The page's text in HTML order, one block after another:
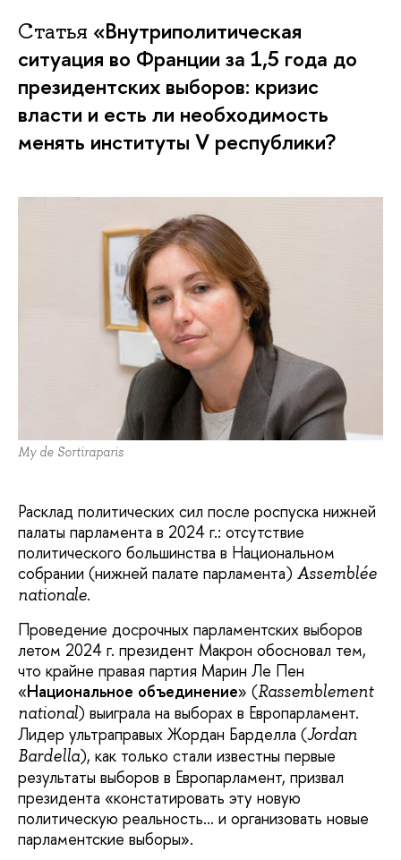
Статья «Внутриполитическая
ситуация во Франции за 1,5 года до
президентских выборов: кризис
власти и есть ли необходимость
менять институты V республики?
My de Sortiraparis
Расклад политических сил после роспуска нижней
палаты парламента в 2024 г.: отсутствие
политического большинства в Национальном
собрании (нижней палате парламента) Assemblée
nationale.
Проведение досрочных парламентских выборов
летом 2024 г. президент Макрон обосновал тем,
что крайне правая партия Марин Ле Пен
«Национальное объединение» (Rassemblement
national) выиграла на выборах в Европарламент.
Лидер ультраправых Жордан Барделла (Jordan
Bardella), как только стали известны первые
результаты выборов в Европарламент, призвал
президента «констатировать эту новую
политическую реальность… и организовать новые
парламентские выборы».